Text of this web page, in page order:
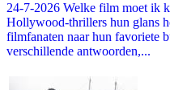
24-7-2026 Welke film moet ik
Hollywood-thrillers hun glans
filmfanaten naar hun favoriete
verschillende antwoorden,...